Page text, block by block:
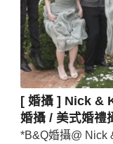
[ 婚攝 ] Nick &
婚攝 / 美式婚禮
*B&Q婚攝@ Nick